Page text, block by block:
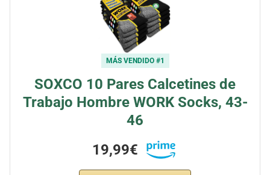
MÁS VENDIDO #1
SOXCO 10 Pares Calcetines de
Trabajo Hombre WORK Socks, 43-
46
19,99€